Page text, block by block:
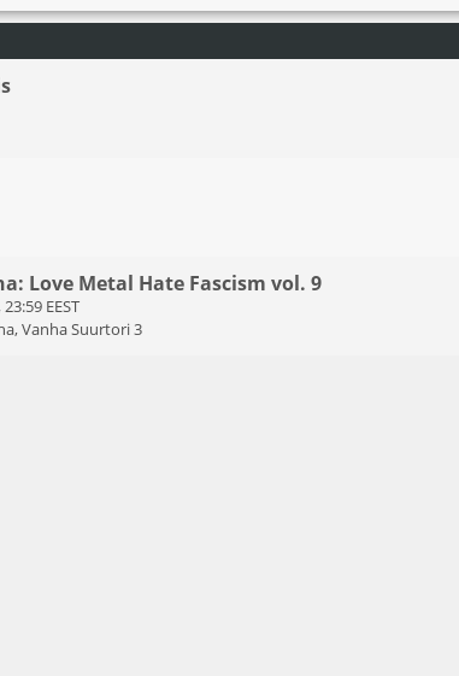
Love Metal Hate Fascism vol. 9
EEST
Vanha Suurtori 3